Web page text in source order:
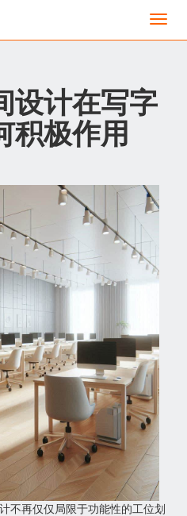
切
设计在写字
积极作用
不再仅仅局限于功能性的工位划